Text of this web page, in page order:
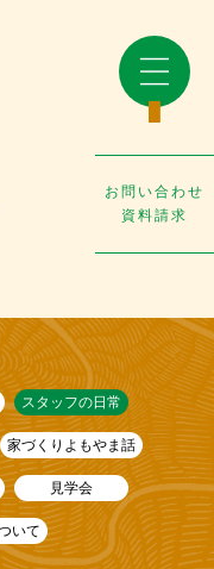
お問い合わせ
資料請求
スタッフの日常
家づくりよもやま話
見学会
いて